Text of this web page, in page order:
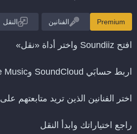
Premium الفنانين النقل
افتح Soundiiz واختر أداة «نقل»
اربط حسابَي SoundCloud وApple Music لديك
اختر الفنانين الذين تريد متابعتهم على Apple Music
راجع اختياراتك وابدأ النقل